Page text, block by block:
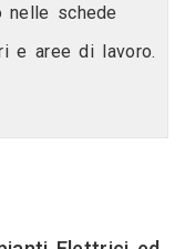
nelle schede
e aree di lavoro.